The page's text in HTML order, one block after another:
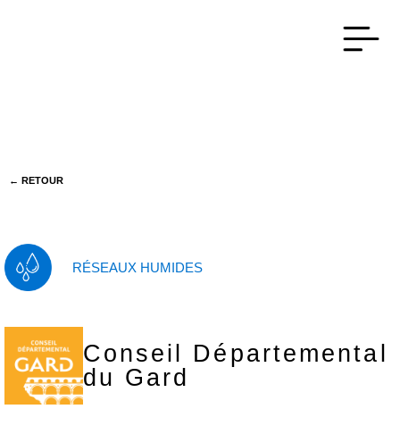
← RETOUR
RÉSEAUX HUMIDES
Conseil Départemental
du Gard